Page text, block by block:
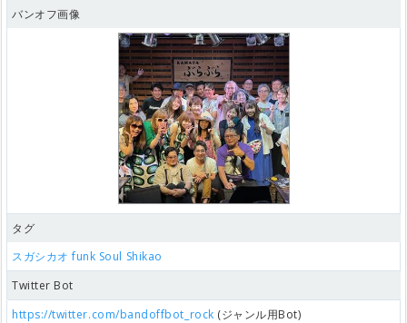
バンオフ画像
タグ
スガシカオ funk Soul Shikao
Twitter Bot
https://twitter.com/bandoffbot_rock (ジャンル用Bot)